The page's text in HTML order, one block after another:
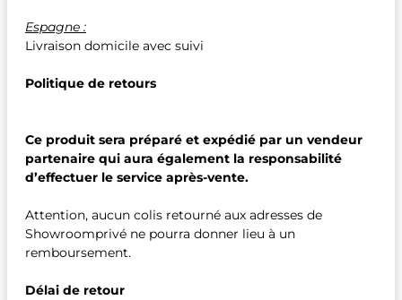
Espagne :
Livraison domicile avec suivi
Politique de retours
Ce produit sera préparé et expédié par un vendeur
partenaire qui aura également la responsabilité
d’effectuer le service après-vente.
Attention, aucun colis retourné aux adresses de
Showroomprivé ne pourra donner lieu à un
remboursement.
Délai de retour